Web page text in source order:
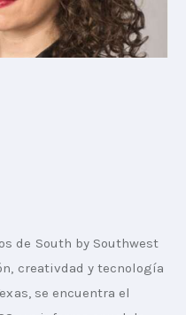
MIEMBROS
de South by Southwest
creativdad y tecnología
se encuentra el